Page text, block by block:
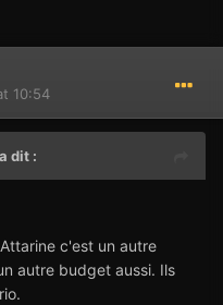
10:54
a dit :
c'est un autre
autre budget aussi. Ils